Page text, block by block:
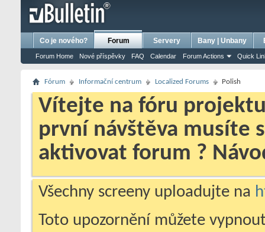
Co je nového? Forum
Forum Home Nové příspěvky FAQ Calendar Forum Actions Quick
Servery Bany | Unbany
Fórum Informační centrum Localized Forums Polish
Vítejte na fóru projektu
první návštěva musíte
aktivovat forum ?
Všechny screeny uploadujte na
Toto upozornění můžete